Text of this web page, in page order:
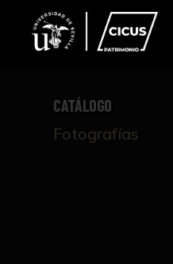
CATÁLOGO
Fotografías